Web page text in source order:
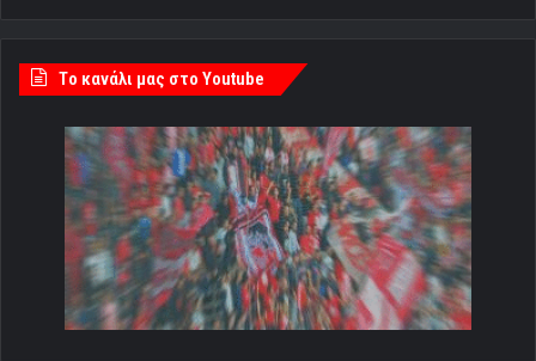
Tο κανάλι μας στο Youtube